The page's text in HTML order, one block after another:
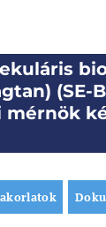
(SE-
mérnök